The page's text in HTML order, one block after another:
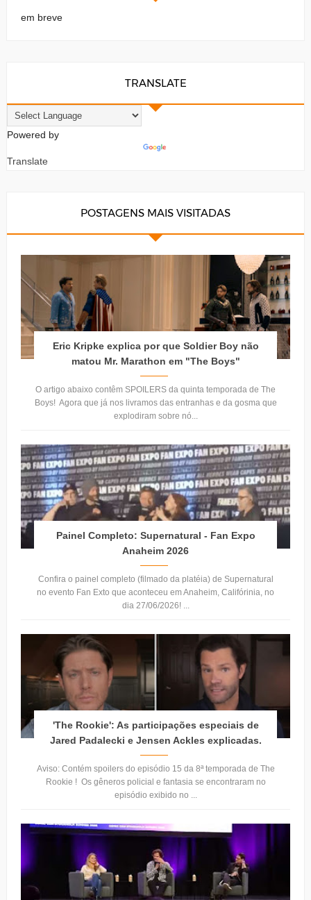
em breve
TRANSLATE
Powered by
Translate
POSTAGENS MAIS VISITADAS
Eric Kripke explica por que Soldier Boy não
matou Mr. Marathon em "The Boys"
O artigo abaixo contêm SPOILERS da quinta temporada de The
Boys! Agora que já nos livramos das entranhas e da gosma que
explodiram sobre nó...
Painel Completo: Supernatural - Fan Expo
Anaheim 2026
Confira o painel completo (filmado da platéia) de Supernatural
no evento Fan Exto que aconteceu em Anaheim, Califórinia, no
dia 27/06/2026! ...
'The Rookie': As participações especiais de
Jared Padalecki e Jensen Ackles explicadas.
Aviso: Contém spoilers do episódio 15 da 8ª temporada de The
Rookie ! Os gêneros policial e fantasia se encontraram no
episódio exibido no ...